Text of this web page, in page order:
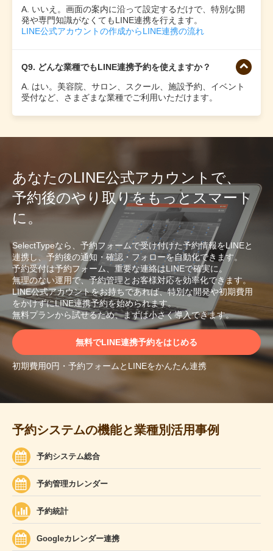
A. いいえ。画面の案内に沿って設定するだけで、特別な開
発や専門知識がなくてもLINE連携を行えます。
LINE公式アカウントの作成からLINE連携の流れ
Q9. どんな業種でもLINE連携予約を使えますか？
A. はい。美容院、サロン、スクール、施設予約、イベント
受付など、さまざまな業種でご利用いただけます。
あなたのLINE公式アカウントで、
予約後のやり取りをもっとスマート
に。
SelectTypeなら、予約フォームで受け付けた予約情報をLINEと
連携し、予約後の通知・確認・フォローを自動化できます。
予約受付は予約フォーム、重要な連絡はLINEで確実に。
無理のない運用で、予約管理とお客様対応を効率化できます。
LINE公式アカウントをお持ちであれば、特別な開発や初期費用
をかけずにLINE連携予約を始められます。
無料プランから試せるため、まずは小さく導入できます。
無料でLINE連携予約をはじめる
初期費用0円・予約フォームとLINEをかんたん連携
予約システムの機能と業種別活用事例
予約システム総合
予約管理カレンダー
予約統計
Googleカレンダー連携